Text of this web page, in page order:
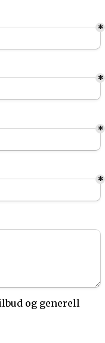
*
*
*
*
og generell